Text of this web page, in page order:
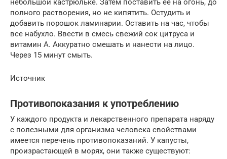
небольшой кастрюльке. Затем поставить ее на огонь, до
полного растворения, но не кипятить. Остудить и
добавить порошок ламинарии. Оставить на час, чтобы
все набухло. Ввести в смесь свежий сок цитруса и
витамин A. Аккуратно смешать и нанести на лицо.
Через 15 минут смыть.
Источник
Противопоказания к употреблению
У каждого продукта и лекарственного препарата наряду
с полезными для организма человека свойствами
имеется перечень противопоказаний. У капусты,
произрастающей в морях, они также существуют: